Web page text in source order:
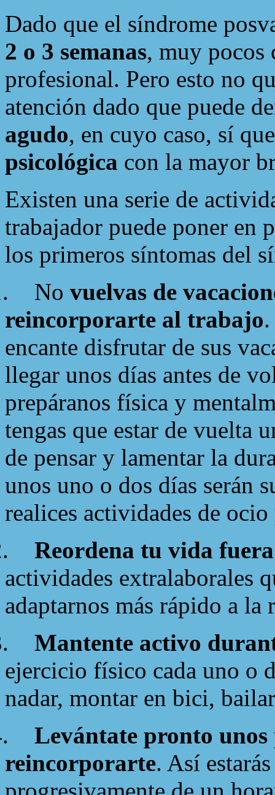
Dado que el síndrome
2 o 3 semanas, muy pocos
profesional. Pero esto no
atención dado que puede
agudo, en cuyo caso, sí
psicológica con la mayor
Existen una serie de
trabajador puede poner en
los primeros síntomas del
No vuelvas de
reincorporarte al trabajo
encante disfrutar de sus
llegar unos días antes de
prepáranos física y
tengas que estar de vuelta
de pensar y lamentar la
unos uno o dos días serán
realices actividades de
Reordena tu vida
actividades extralaborales
adaptarnos más rápido a
Mantente activo
ejercicio físico cada uno o
nadar, montar en bici,
Levántate pronto unos
reincorporarte. Así